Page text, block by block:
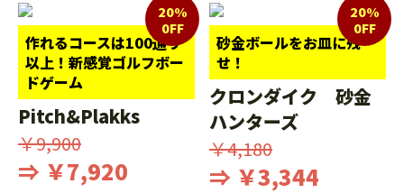
作れるコースは100通り
以上！新感覚ゴルフボー
ドゲーム
20%
0FF
Pitch&Plakks
￥9,900
⇒ ￥7,920
砂金ボールをお皿に残
せ！
20%
0FF
クロンダイク 砂金
ハンターズ
￥4,180
⇒ ￥3,344